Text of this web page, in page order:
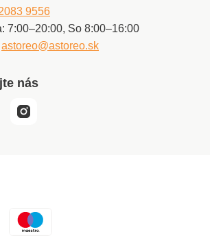
9556
7:00–20:00, So 8:00–16:00
astoreo@astoreo.sk
nás